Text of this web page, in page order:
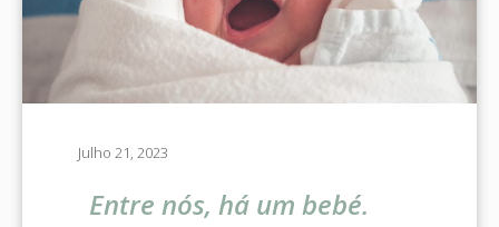
Julho 21, 2023
Entre nós, há um bebé.